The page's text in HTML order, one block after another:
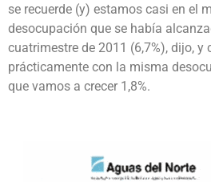
se recuerde (y) estamos casi en el
desocupación que se había
cuatrimestre de 2011 (6,7%), dijo, y
prácticamente con la misma
que vamos a crecer 1,8%.